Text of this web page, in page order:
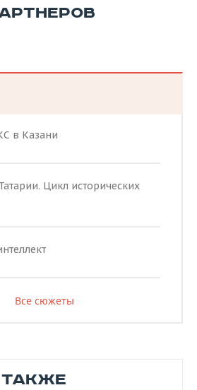
в Казани
Цикл исторических
Все сюжеты
ТАКЖЕ